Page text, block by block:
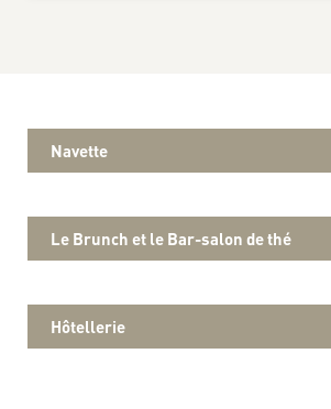
Navette
Le Brunch et le Bar-salon de thé
Hôtellerie